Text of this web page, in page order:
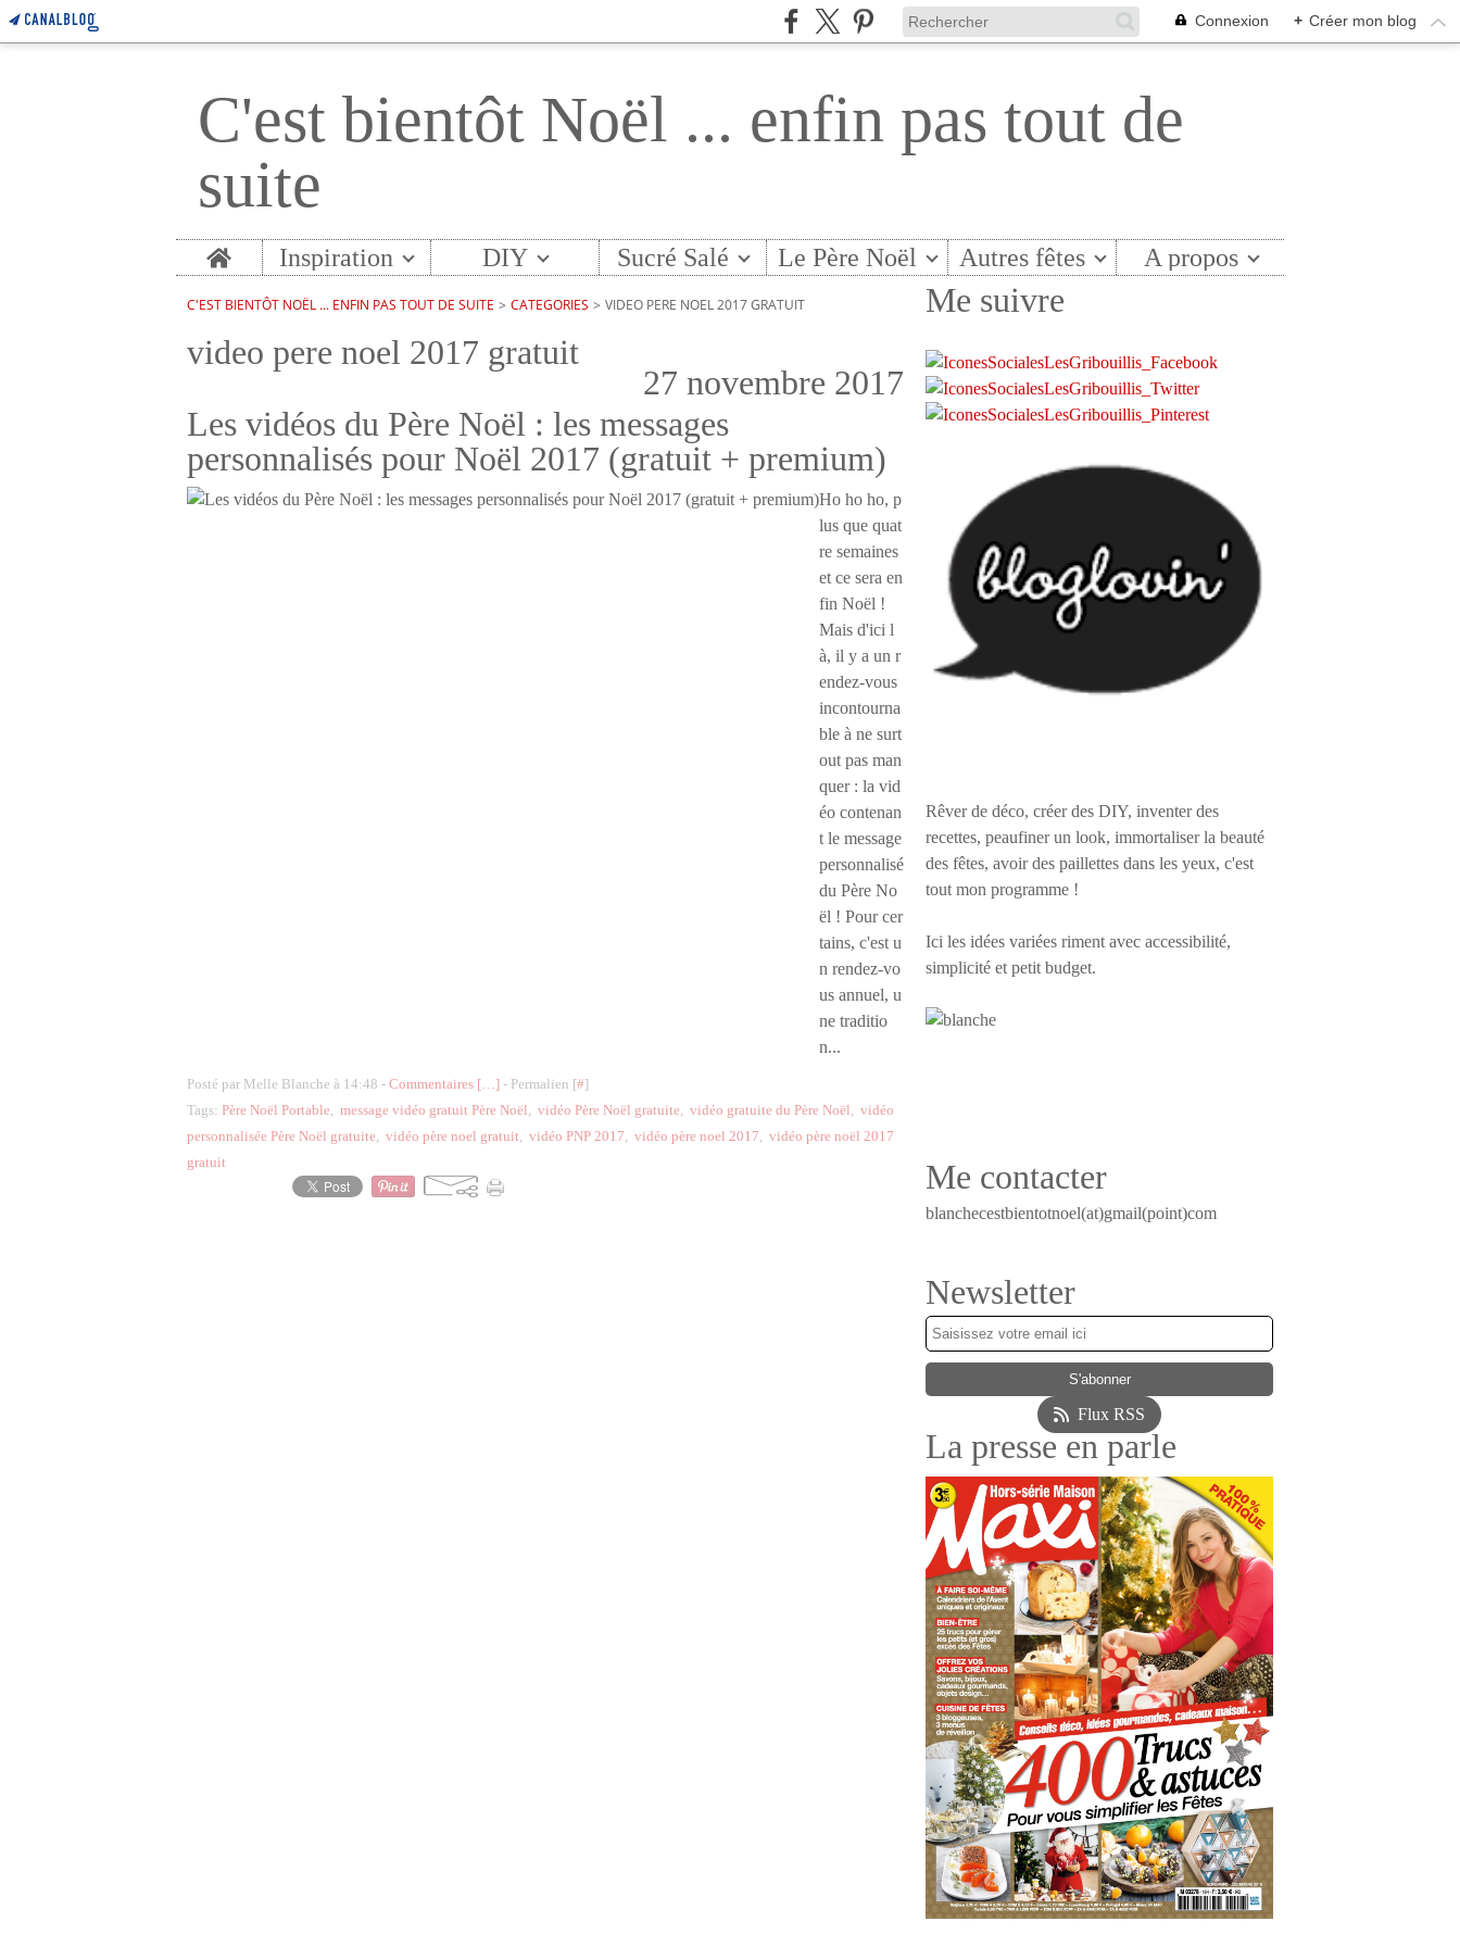
Connexion + Créer mon blog
C'est bientôt Noël ... enfin pas tout de
suite
Home Inspiration DIY Sucré Salé Le Père Noël Autres fêtes A propos
C'EST BIENTÔT NOËL ... ENFIN PAS TOUT DE SUITE > CATEGORIES > VIDEO PERE NOEL 2017 GRATUIT
video pere noel 2017 gratuit
27 novembre 2017
Les vidéos du Père Noël : les messages
personnalisés pour Noël 2017 (gratuit + premium)
Ho ho ho, p
lus que quat
re semaines
et ce sera en
fin Noël !
Mais d'ici l
à, il y a un r
endez-vous
incontourna
ble à ne surt
out pas man
quer : la vid
éo contenan
t le message
personnalisé
du Père No
ël ! Pour cer
tains, c'est u
n rendez-vo
us annuel, u
ne traditio
n...
Posté par Melle Blanche à 14:48 - Commentaires […] - Permalien [#]
Tags: Père Noël Portable, message vidéo gratuit Père Noël, vidéo Père Noël gratuite, vidéo gratuite du Père Noël, vidéo
personnalisée Père Noël gratuite, vidéo père noel gratuit, vidéo PNP 2017, vidéo père noel 2017, vidéo père noël 2017
gratuit
Me suivre
Rêver de déco, créer des DIY, inventer des
recettes, peaufiner un look, immortaliser la beauté
des fêtes, avoir des paillettes dans les yeux, c'est
tout mon programme !
Ici les idées variées riment avec accessibilité,
simplicité et petit budget.
Me contacter
blanchecestbientotnoel(at)gmail(point)com
Newsletter
Flux RSS
La presse en parle